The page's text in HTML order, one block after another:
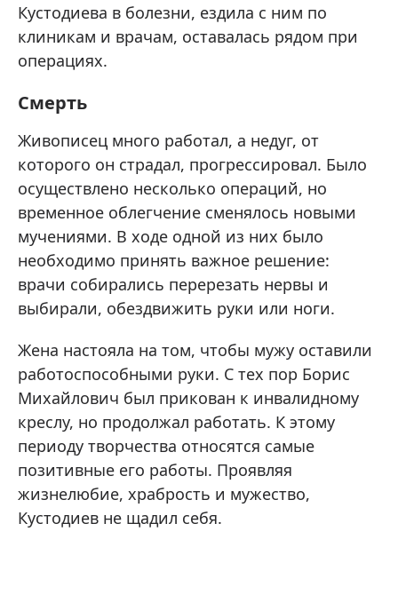
Кустодиева в болезни, ездила с ним по
клиникам и врачам, оставалась рядом при
операциях.
Смерть
Живописец много работал, а недуг, от
которого он страдал, прогрессировал. Было
осуществлено несколько операций, но
временное облегчение сменялось новыми
мучениями. В ходе одной из них было
необходимо принять важное решение:
врачи собирались перерезать нервы и
выбирали, обездвижить руки или ноги.
Жена настояла на том, чтобы мужу оставили
работоспособными руки. С тех пор Борис
Михайлович был прикован к инвалидному
креслу, но продолжал работать. К этому
периоду творчества относятся самые
позитивные его работы. Проявляя
жизнелюбие, храбрость и мужество,
Кустодиев не щадил себя.